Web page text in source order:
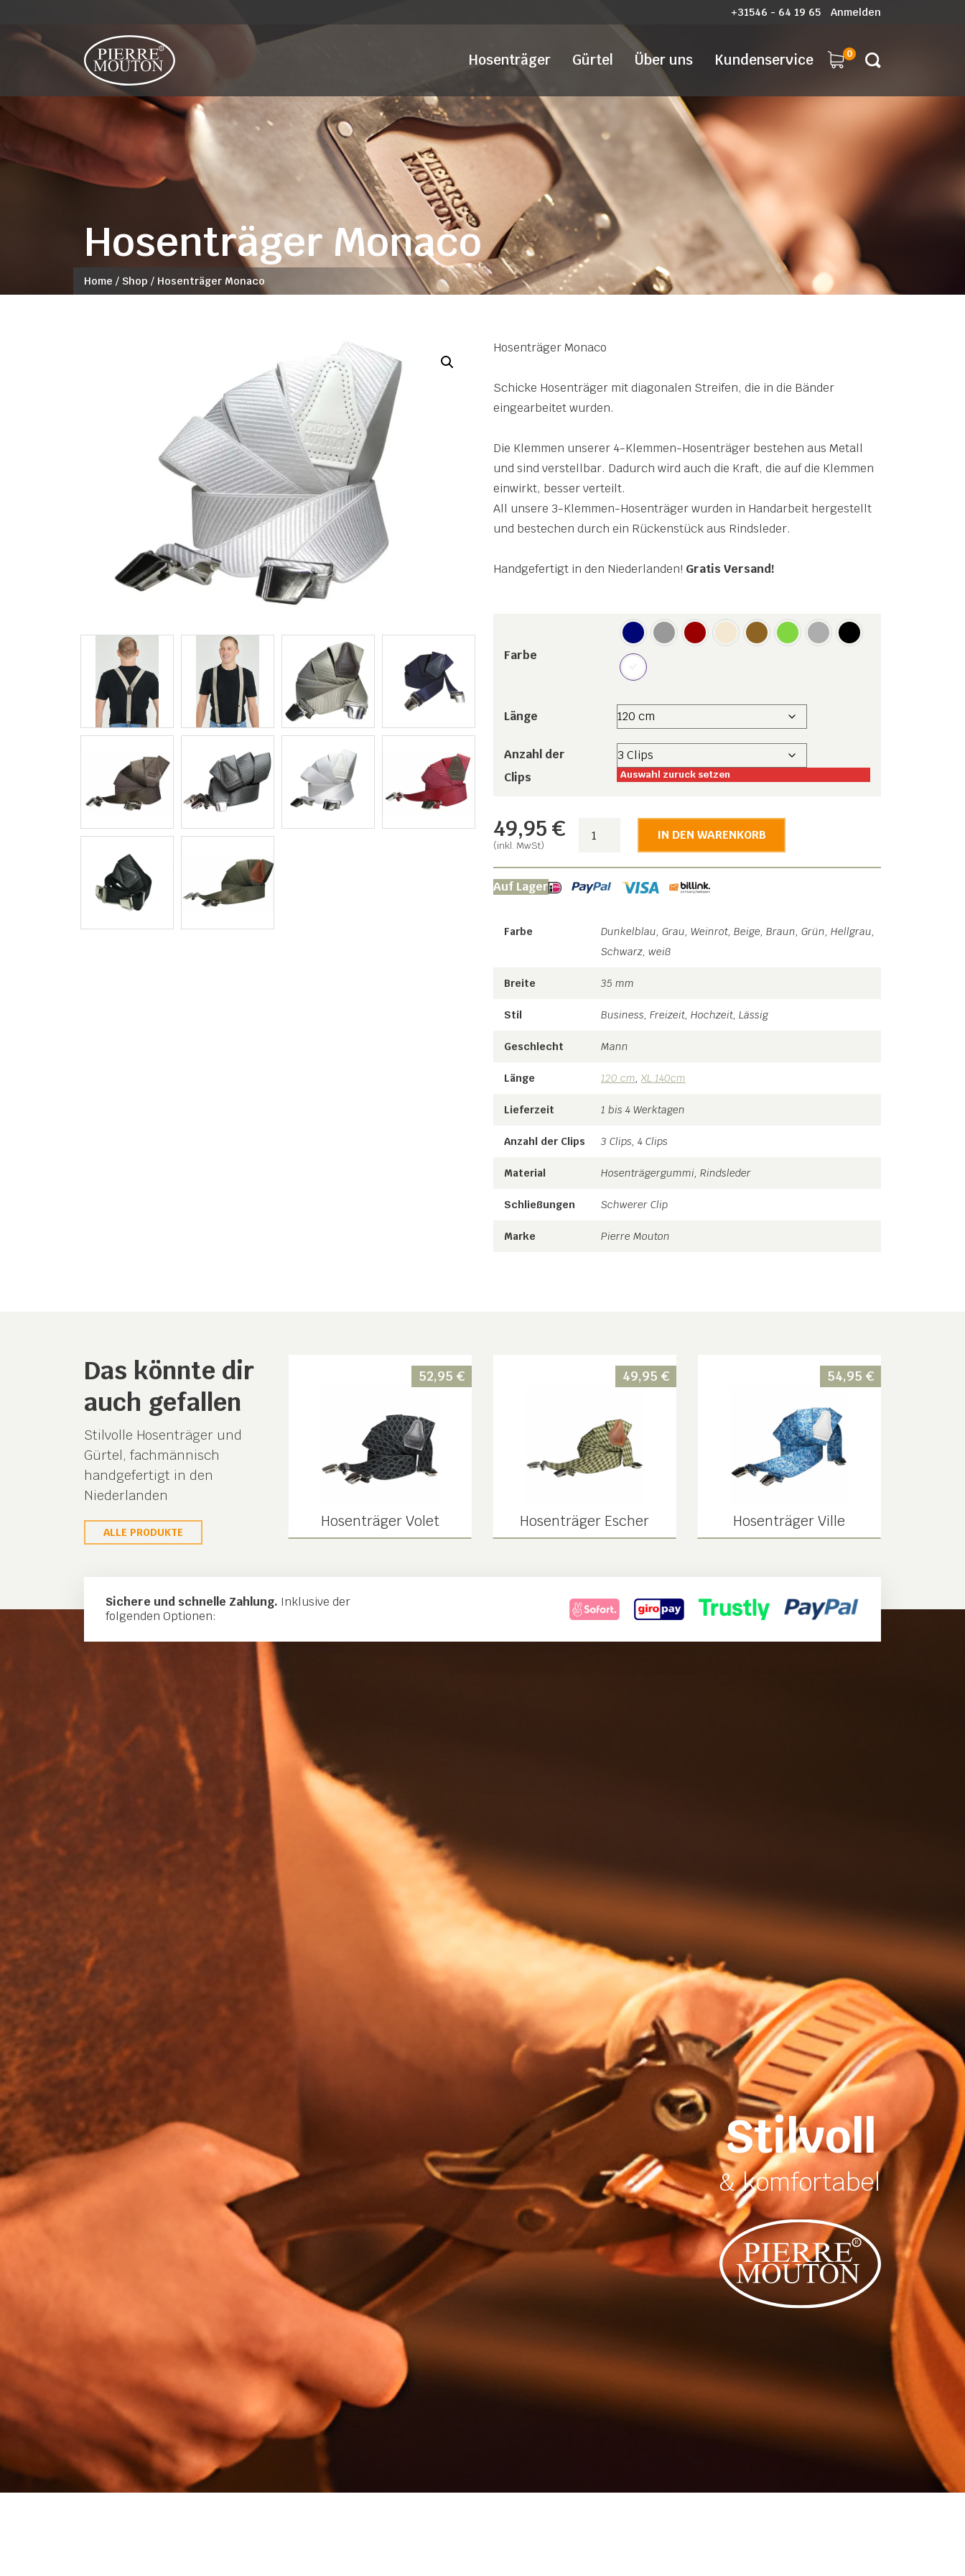
+31546 - 64 19 65 Anmelden
Hosenträger Gürtel Über uns Kundenservice 0
Hosenträger Monaco
Home / Shop / Hosenträger Monaco
Hosenträger Monaco
Schicke Hosenträger mit diagonalen Streifen, die in die Bänder
eingearbeitet wurden.
Die Klemmen unserer 4-Klemmen-Hosenträger bestehen aus Metall
und sind verstellbar. Dadurch wird auch die Kraft, die auf die Klemmen
einwirkt, besser verteilt.
All unsere 3-Klemmen-Hosenträger wurden in Handarbeit hergestellt
und bestechen durch ein Rückenstück aus Rindsleder.
Handgefertigt in den Niederlanden! Gratis Versand!
Farbe
Länge
Anzahl der
Clips
Auswahl zuruck setzen
49,95€
(inkl. MwSt)
Monaco
IN DEN WARENKORB
Auf Lager
Farbe
Dunkelblau, Grau, Weinrot, Beige, Braun, Grün, Hellgrau,
Schwarz, weiß
Breite 35 mm
Stil Business, Freizeit, Hochzeit, Lässig
Geschlecht Mann
Länge 120 cm,XL 140cm
Lieferzeit 1 bis 4 Werktagen
Anzahl der Clips 3 Clips, 4 Clips
Material Hosenträgergummi, Rindsleder
Schließungen Schwerer Clip
Marke Pierre Mouton
Das könnte dir
auch gefallen
Stilvolle Hosenträger und
Gürtel, fachmännisch
handgefertigt in den
Niederlanden
ALLE PRODUKTE
52,95 €
Hosenträger Volet
49,95 €
Hosenträger Escher
54,95 €
Hosenträger Ville
Sichere und schnelle Zahlung. Inklusive der
folgenden Optionen:
Stilvoll
& komfortabel